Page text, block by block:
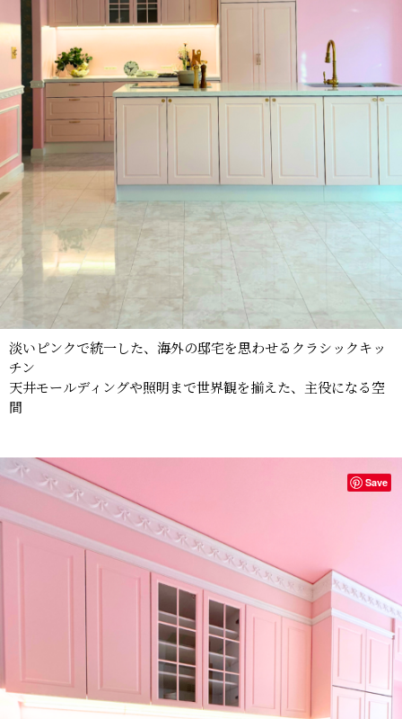
淡いピンクで統一した、海外の邸宅を思わせるクラシックキッ
チン
天井モールディングや照明まで世界観を揃えた、主役になる空
間
Save